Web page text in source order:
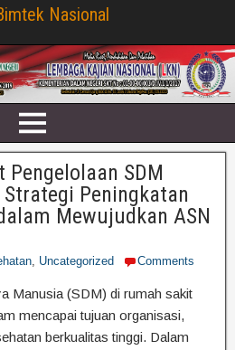
Nasional
SDM
Peningkatan
Mewujudkan ASN
, Uncategorized Comments
Manusia (SDM) di rumah sakit
mencapai tujuan organisasi,
berkualitas tinggi. Dalam